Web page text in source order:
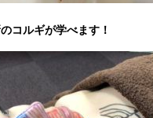
コルギが学べます！